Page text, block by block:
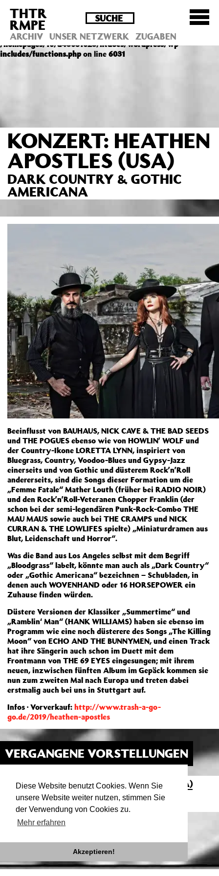
Diese Website benutzt Cookies. Wenn Sie
unsere Website weiter nutzen, stimmen Sie
der Verwendung von Cookies zu.
Mehr erfahren
Akzeptieren!
Deprecated : Die Funktion post_permalink ist seit
Version 4.4.0 veraltet! Verwende stattdessen
get_permalink(). in
/homepages/10/d43051023/htdocs/wordpress/wp-
includes/functions.phpon line 6031
THTR
RMPE
ARCHIV UNSER NETZWERK ZUGABEN
KONZERT: HEATHEN
APOSTLES (USA)
DARK COUNTRY & GOTHIC
AMERICANA
Beeinflusst von BAUHAUS, NICK CAVE & THE BAD SEEDS
und THE POGUES ebenso wie von HOWLIN’ WOLF und
der Country-Ikone LORETTA LYNN, inspiriert von
Bluegrass, Country, Voodoo-Blues und Gypsy-Jazz
einerseits und von Gothic und düsterem Rock’n’Roll
andererseits, sind die Songs dieser Formation um die
„Femme Fatale“ Mather Louth (früher bei RADIO NOIR)
und den Rock’n’Roll-Veteranen Chopper Franklin (der
schon bei der semi-legendären Punk-Rock-Combo THE
MAU MAUS sowie auch bei THE CRAMPS und NICK
CURRAN & THE LOWLIFES spielte) „Miniaturdramen aus
Blut, Leidenschaft und Horror“.
Was die Band aus Los Angeles selbst mit dem Begriff
„Bloodgrass“ labelt, könnte man auch als „Dark Country“
oder „Gothic Americana“ bezeichnen – Schubladen, in
denen auch WOVENHAND oder 16 HORSEPOWER ein
Zuhause finden würden.
Düstere Versionen der Klassiker „Summertime“ und
„Ramblin‘ Man“ (HANK WILLIAMS) haben sie ebenso im
Programm wie eine noch düsterere des Songs „The Killing
Moon“ von ECHO AND THE BUNNYMEN, und einen Track
hat ihre Sängerin auch schon im Duett mit dem
Frontmann von THE 69 EYES eingesungen; mit ihrem
neuen, inzwischen fünften Album im Gepäck kommen sie
nun zum zweiten Mal nach Europa und treten dabei
erstmalig auch bei uns in Stuttgart auf.
Infos · Vorverkauf: http://www.trash-a-go-
go.de/2019/heathen-apostles
VERGANGENE VORSTELLUNGEN
05.07.19
21:00
KONZERT: HEATHEN APOSTLES (USA)
RAKETE
Dark Country & Gothic Americana